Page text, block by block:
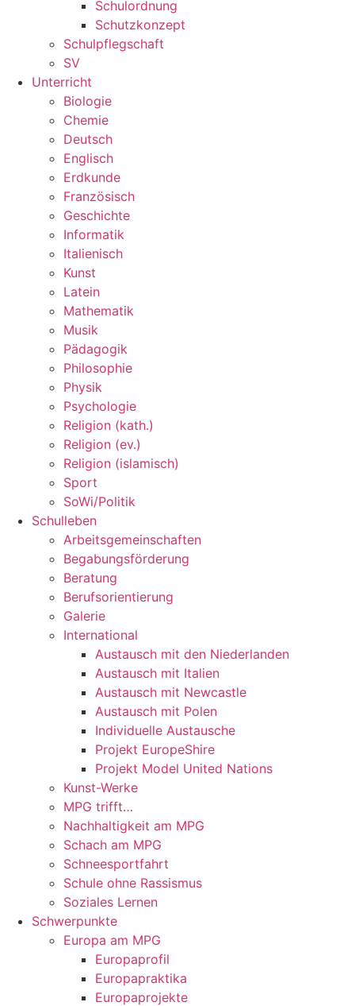
Schulordnung
Schutzkonzept
Schulpflegschaft
SV
Unterricht
Biologie
Chemie
Deutsch
Englisch
Erdkunde
Französisch
Geschichte
Informatik
Italienisch
Kunst
Latein
Mathematik
Musik
Pädagogik
Philosophie
Physik
Psychologie
Religion (kath.)
Religion (ev.)
Religion (islamisch)
Sport
SoWi/Politik
Schulleben
Arbeitsgemeinschaften
Begabungsförderung
Beratung
Berufsorientierung
Galerie
International
Austausch mit den Niederlanden
Austausch mit Italien
Austausch mit Newcastle
Austausch mit Polen
Individuelle Austausche
Projekt EuropeShire
Projekt Model United Nations
Kunst-Werke
MPG trifft…
Nachhaltigkeit am MPG
Schach am MPG
Schneesportfahrt
Schule ohne Rassismus
Soziales Lernen
Schwerpunkte
Europa am MPG
Europaprofil
Europapraktika
Europaprojekte